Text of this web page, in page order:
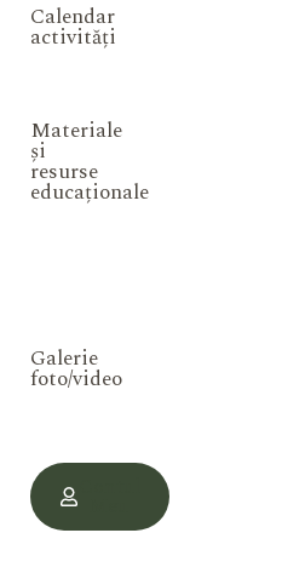
Calendar
activități
Materiale
și
resurse
educaționale
Galerie
foto/video